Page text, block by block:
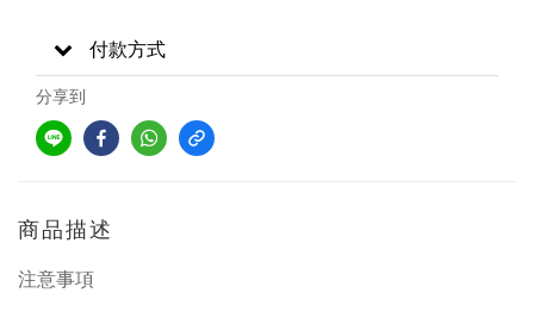
付款方式
分享到
商品描述
注意事項